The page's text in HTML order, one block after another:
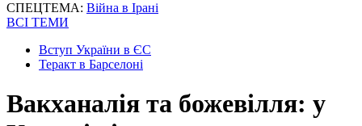
СПЕЦТЕМА: Війна в Ірані
ВСІ ТЕМИ
Вступ України в ЄС
Теракт в Барселоні
Вакханалія та божевілля: у